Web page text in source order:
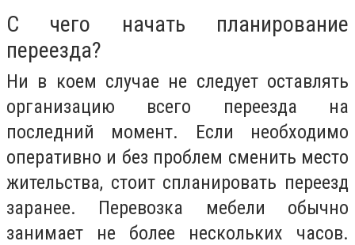
С чего начать планирование
переезда?
Ни в коем случае не следует оставлять
организацию всего переезда на
последний момент. Если необходимо
оперативно и без проблем сменить место
жительства, стоит спланировать переезд
заранее. Перевозка мебели обычно
занимает не более нескольких часов.